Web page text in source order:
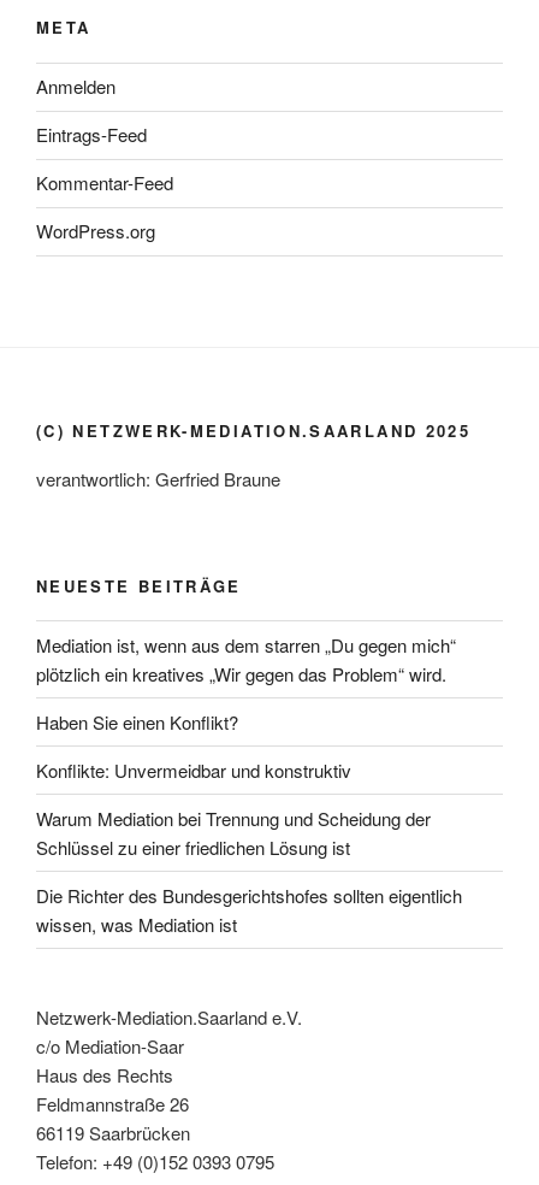
META
Anmelden
Eintrags-Feed
Kommentar-Feed
WordPress.org
(C) NETZWERK-MEDIATION.SAARLAND 2025
verantwortlich: Gerfried Braune
NEUESTE BEITRÄGE
Mediation ist, wenn aus dem starren „Du gegen mich“
plötzlich ein kreatives „Wir gegen das Problem“ wird.
Haben Sie einen Konflikt?
Konflikte: Unvermeidbar und konstruktiv
Warum Mediation bei Trennung und Scheidung der
Schlüssel zu einer friedlichen Lösung ist
Die Richter des Bundesgerichtshofes sollten eigentlich
wissen, was Mediation ist
Netzwerk-Mediation.Saarland e.V.
c/o Mediation-Saar
Haus des Rechts
Feldmannstraße 26
66119 Saarbrücken
Telefon: +49 (0)152 0393 0795